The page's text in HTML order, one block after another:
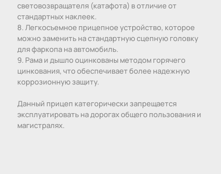
световозвращателя (катафота) в отличие от
стандартных наклеек.
8. Легкосъемное прицепное устройство, которое
можно заменить на стандартную сцепную головку
для фаркопа на автомобиль.
9. Рама и дышло оцинкованы методом горячего
цинкования, что обеспечивает более надежную
коррозионную защиту.
Данный прицеп категорически запрещается
эксплуатировать на дорогах общего пользования и
магистралях.